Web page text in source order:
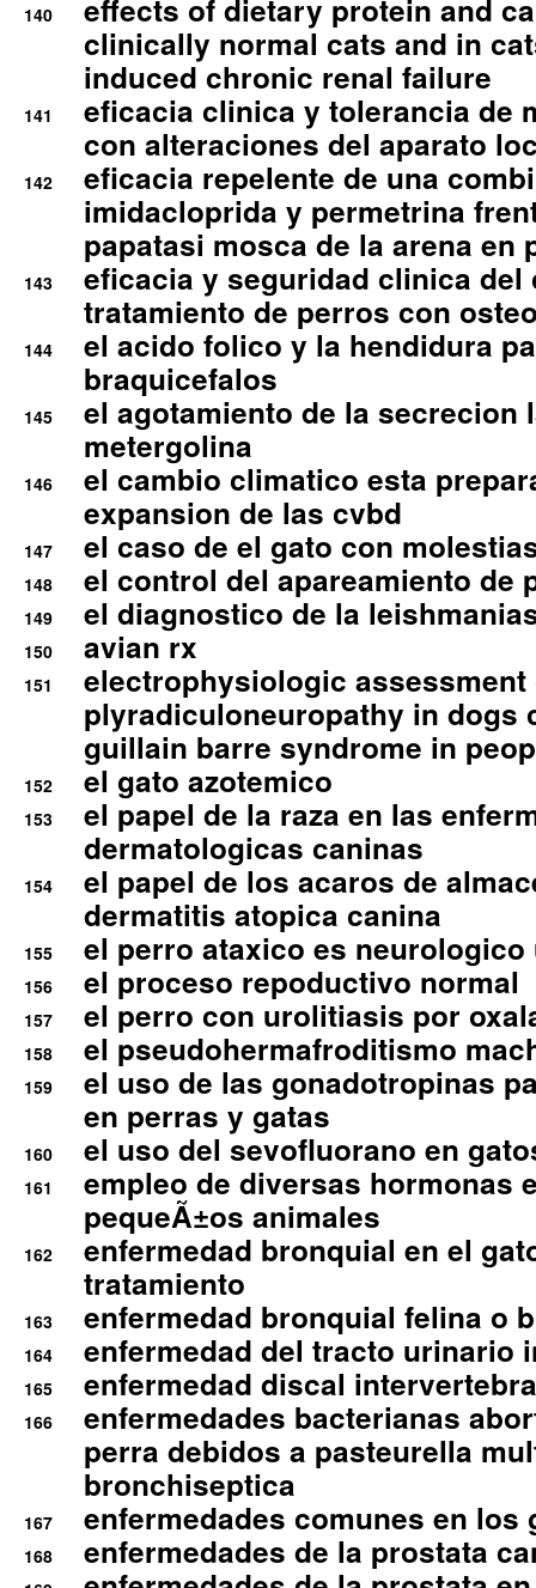
140
effects of dietary protein and
clinically normal cats and in
induced chronic renal failure
141
eficacia clinica y tolerancia de
con alteraciones del aparato
142
eficacia repelente de una
imidacloprida y permetrina
papatasi mosca de la arena en
143
eficacia y seguridad clinica del
tratamiento de perros con
144
el acido folico y la hendidura
braquicefalos
145
el agotamiento de la secrecion
metergolina
146
el cambio climatico esta
expansion de las cvbd
147 el caso de el gato con
148 el control del apareamiento de
149 el diagnostico de la
150 avian rx
151
electrophysiologic assessment
plyradiculoneuropathy in dogs
guillain barre syndrome in
152 el gato azotemico
153
el papel de la raza en las
dermatologicas caninas
154
el papel de los acaros de
dermatitis atopica canina
155 el perro ataxico es
156 el proceso repoductivo normal
157 el perro con urolitiasis por
158 el pseudohermafroditismo
159
el uso de las gonadotropinas
en perras y gatas
160 el uso del sevofluorano en
161
empleo de diversas hormonas
pequeÃ±os animales
162
enfermedad bronquial en el
tratamiento
163 enfermedad bronquial felina o
164 enfermedad del tracto urinario
165 enfermedad discal
166
enfermedades bacterianas
perra debidos a pasteurella
bronchiseptica
167 enfermedades comunes en los
168 enfermedades de la prostata